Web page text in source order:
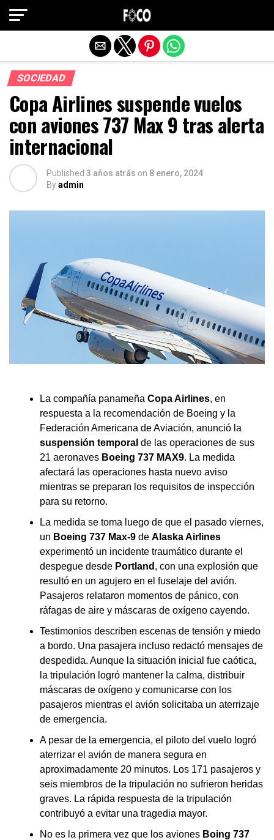
SOCIEDAD
Copa Airlines suspende vuelos
con aviones 737 Max 9 tras alerta
internacional
Published 3 años atrás on 8 enero, 2024
Byadmin
La compañía panameña Copa Airlines, en
respuesta a la recomendación de Boeing y la
Federación Americana de Aviación, anunció la
suspensión temporal de las operaciones de sus
21 aeronaves Boeing 737 MAX9. La medida
afectará las operaciones hasta nuevo aviso
mientras se preparan los requisitos de inspección
para su retorno.
La medida se toma luego de que el pasado viernes,
un Boeing 737 Max-9 de Alaska Airlines
experimentó un incidente traumático durante el
despegue desde Portland , con una explosión que
resultó en un agujero en el fuselaje del avión.
Pasajeros relataron momentos de pánico, con
ráfagas de aire y máscaras de oxígeno cayendo.
Testimonios describen escenas de tensión y miedo
a bordo. Una pasajera incluso redactó mensajes de
despedida. Aunque la situación inicial fue caótica,
la tripulación logró mantener la calma, distribuir
máscaras de oxígeno y comunicarse con los
pasajeros mientras el avión solicitaba un aterrizaje
de emergencia.
A pesar de la emergencia, el piloto del vuelo logró
aterrizar el avión de manera segura en
aproximadamente 20 minutos. Los 171 pasajeros y
seis miembros de la tripulación no sufrieron heridas
graves. La rápida respuesta de la tripulación
contribuyó a evitar una tragedia mayor.
No es la primera vez que los aviones Boing 737
Salir de la versión móvil